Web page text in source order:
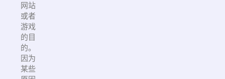
网站
或者
游戏
的目
的。
因为
某些